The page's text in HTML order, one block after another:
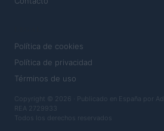
Política de cookies
Política de privacidad
Términos de uso
Copyright © 2026 · Publicado en España por
REA 2729933
Todos los derechos reservados